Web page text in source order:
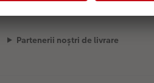
Partenerii noștri de livrare